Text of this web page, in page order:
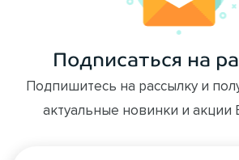
Подписаться на
Подпишитесь на рассылку и
актуальные новинки и акции